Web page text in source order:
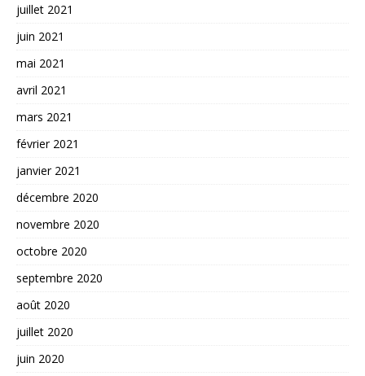
juillet 2021
juin 2021
mai 2021
avril 2021
mars 2021
février 2021
janvier 2021
décembre 2020
novembre 2020
octobre 2020
septembre 2020
août 2020
juillet 2020
juin 2020